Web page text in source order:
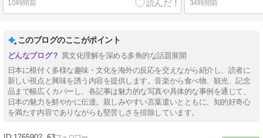
10時間前 34時間前
このブログのここがポイント
異文化理解を深める多角的な話題展開
日本に根付く多様な趣味・文化を海外の反応を交えながら紹介し、読者に
新しい視点と興味を誘う内容を提供します。音楽から食べ物、観光、記念
品まで幅広くカバーし、各記事は魅力的な写真や具体的な事例を通じて、
日本の魅力を鮮やかに伝達。親しみやすい言葉遣いとともに、知的好奇心
を満たす内容でありながらも堅苦しさを排除しています。